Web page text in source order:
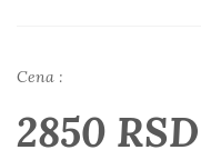
Cena :
2850 RSD